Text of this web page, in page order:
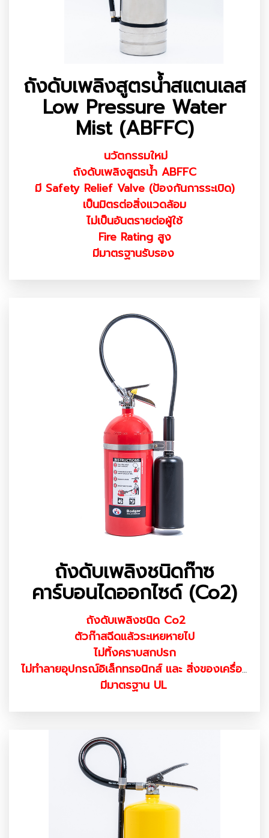
ถังดับเพลิงสูตรน้ำสแตนเลส
Low Pressure Water
Mist (ABFFC)
นวัตกรรมใหม่
ถังดับเพลิงสูตรน้ำ ABFFC
มี Safety Relief Valve (ป้องกันการระเบิด)
เป็นมิตรต่อสิ่งแวดล้อม
ไม่เป็นอันตรายต่อผู้ใช้
Fire Rating สูง
มีมาตรฐานรับรอง
ถังดับเพลิงชนิดก๊าซ
คาร์บอนไดออกไซด์ (Co2)
ถังดับเพลิงชนิด Co2
ตัวก๊าสฉีดแล้วระเหยหายไป
ไม่ทิ้งคราบสกปรก
ไม่ทำลายอุปกรณ์อิเล็กทรอนิกส์ และ สิ่งของเครื่องใช้
มีมาตรฐาน UL